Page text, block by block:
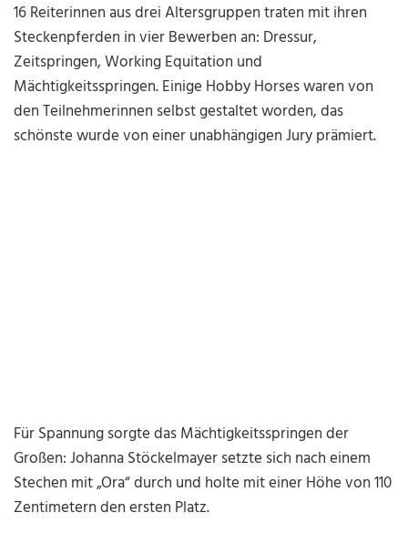
16 Reiterinnen aus drei Altersgruppen traten mit ihren
Steckenpferden in vier Bewerben an: Dressur,
Zeitspringen, Working Equitation und
Mächtigkeitsspringen. Einige Hobby Horses waren von
den Teilnehmerinnen selbst gestaltet worden, das
schönste wurde von einer unabhängigen Jury prämiert.
Für Spannung sorgte das Mächtigkeitsspringen der
Großen: Johanna Stöckelmayer setzte sich nach einem
Stechen mit „Ora“ durch und holte mit einer Höhe von 110
Zentimetern den ersten Platz.